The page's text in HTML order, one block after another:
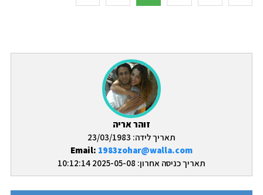
זוהר אריה
תאריך לידה: 23/03/1983
Email: 1983zohar@walla.com
תאריך כניסה אחרון: 2025-05-08 10:12:14